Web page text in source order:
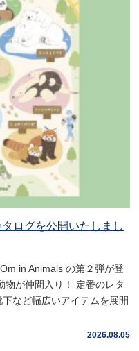
ログを公開いたしまし
in Animals の第２弾が登
物が仲間入り！ 定番のレタ
など幅広いアイテムを展開
2026.08.05